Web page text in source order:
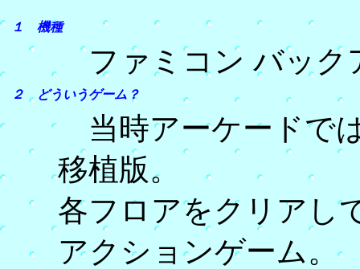
１ 機種
ファミコン バック
２ どういうゲーム？
当時アーケードで
移植版。
各フロアをクリアし
アクションゲーム。